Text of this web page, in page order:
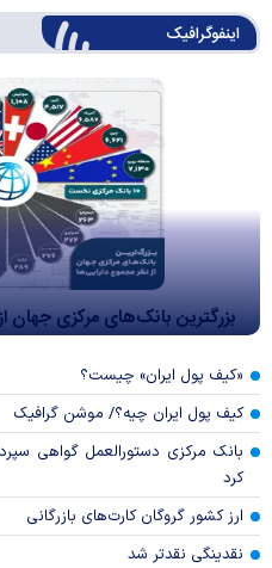
اینفوگرافیک
بزرگترین بانک‌های مرکزی جهان
«کیف پول ایران» چیست؟
کیف پول ایران چیه؟/ موشن گرافیک
بانک مرکزی دستورالعمل گواهی
کرد
ارز کشور گروگان کارت‌های بازرگانی
نقدینگی نقدتر شد